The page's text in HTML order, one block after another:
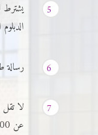
5
يشترط
6 رسالة
7
عن 2.00.